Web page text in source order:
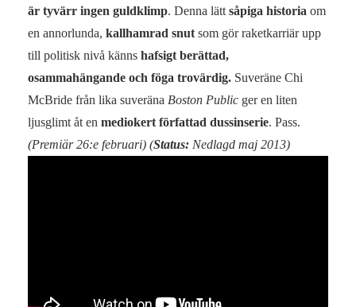
är tyvärr ingen guldklimp. Denna lättsåpiga historia om
en annorlunda, kallhamrad snutsom gör raketkarriär upp
till politisk nivå känns hafsigt berättad,
osammahängande och föga trovärdig. Suveräne Chi
McBride från lika suveräna Boston Public ger en liten
ljusglimt åt en mediokert författad dussinserie. Pass.
(Premiär 26:e februari) (Status: Nedlagd maj 2013)